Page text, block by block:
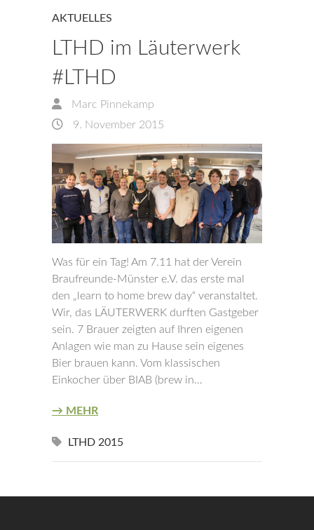
AKTUELLES
LTHD im Läuterwerk
#LTHD
Marc Pinnekamp
9. November 2015
Was für ein Tag! Am 7.11 hat der Verein
Braufreunde-Münster e.V. das erste mal
den „learn to home brew day“ veranstaltet.
Wir, das LÄUTERWERK durften Gastgeber
sein. 7 Brauer zeigten auf Ihren eigenen
Anlagen wie man zu Hause sein eigenes
Bier brauen kann. Vom klassischen
Einkocher über BIAB (brew in…
→ MEHR
LTHD 2015